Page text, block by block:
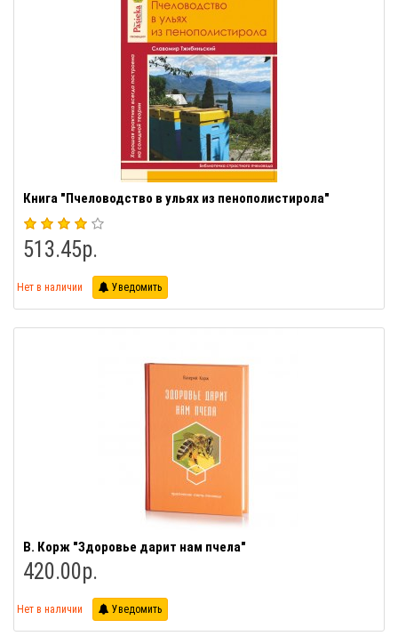
Книга "Пчеловодство в ульях из пенополистирола"
513.45р.
Нет в наличии Уведомить
В. Корж "Здоровье дарит нам пчела"
420.00р.
Нет в наличии Уведомить